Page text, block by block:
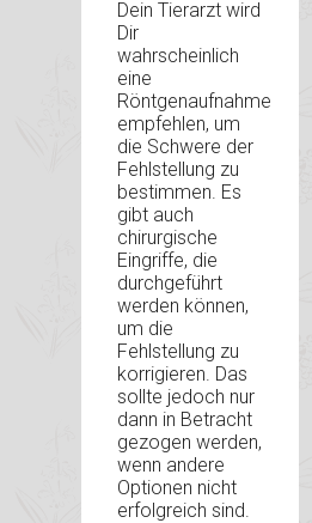
Dein Tierarzt wird
Dir
wahrscheinlich
eine
Röntgenaufnahme
empfehlen, um
die Schwere der
Fehlstellung zu
bestimmen. Es
gibt auch
chirurgische
Eingriffe, die
durchgeführt
werden können,
um die
Fehlstellung zu
korrigieren. Das
sollte jedoch nur
dann in Betracht
gezogen werden,
wenn andere
Optionen nicht
erfolgreich sind.